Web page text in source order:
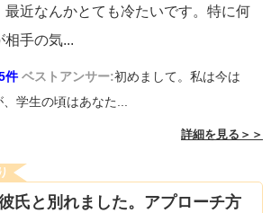
最近なんかとても冷たいです。特に何
相手の気...
件 ベストアンサー:初めまして。私は今は
学生の頃はあなた...
詳細を見る＞＞
氏と別れました。アプローチ方